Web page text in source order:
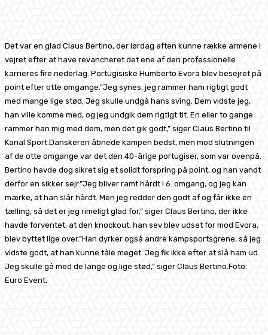
Det var en glad Claus Bertino, der lørdag aften kunne række armene i
vejret efter at have revancheret det ene af den professionelle
karrieres fire nederlag. Portugisiske Humberto Evora blev besejret på
point efter otte omgange.”Jeg synes, jeg rammer ham rigtigt godt
med mange lige stød. Jeg skulle undgå hans sving. Dem vidste jeg,
han ville komme med, og jeg undgik dem rigtigt tit. En eller to gange
rammer han mig med dem, men det gik godt,” siger Claus Bertino til
Kanal Sport.Danskeren åbnede kampen bedst, men mod slutningen
af de otte omgange var det den 40-årige portugiser, som var ovenpå.
Bertino havde dog sikret sig et solidt forspring på point, og han vandt
derfor en sikker sejr.”Jeg bliver ramt hårdt i 6. omgang, og jeg kan
mærke, at han slår hårdt. Men jeg redder den godt af og får ikke en
tælling, så det er jeg rimeligt glad for,” siger Claus Bertino, der ikke
havde forventet, at den knockout, han sev blev udsat for mod Evora,
blev byttet lige over.”Han dyrker også andre kampsportsgrene, så jeg
vidste godt, at han kunne tåle meget. Jeg fik ikke efter at slå ham ud.
Jeg skulle gå med de lange og lige stød,” siger Claus Bertino.Foto:
Euro Event.